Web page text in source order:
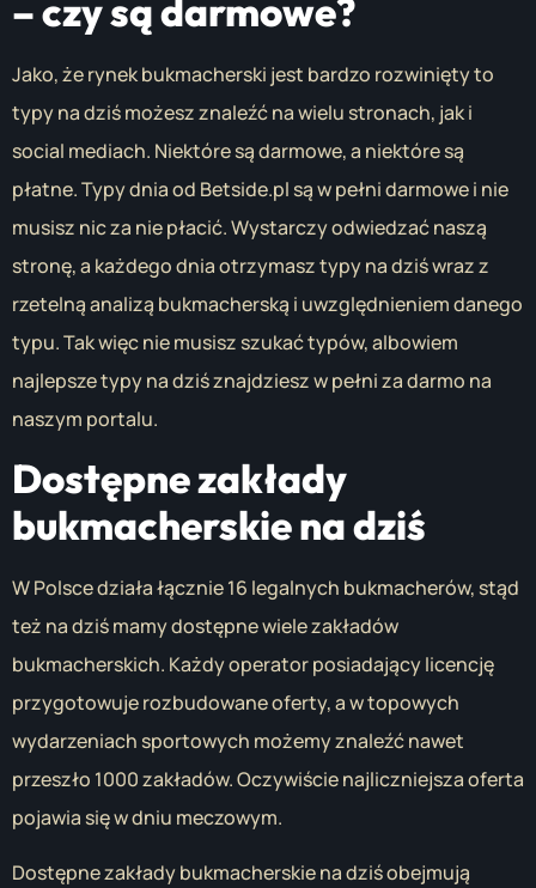
– czy są darmowe?
Jako, że rynek bukmacherski jest bardzo rozwinięty to
typy na dziś możesz znaleźć na wielu stronach, jak i
social mediach. Niektóre są darmowe, a niektóre są
płatne. Typy dnia od Betside.pl są w pełni darmowe i nie
musisz nic za nie płacić. Wystarczy odwiedzać naszą
stronę, a każdego dnia otrzymasz typy na dziś wraz z
rzetelną analizą bukmacherską i uwzględnieniem danego
typu. Tak więc nie musisz szukać typów, albowiem
najlepsze typy na dziś znajdziesz w pełni za darmo na
naszym portalu.
Dostępne zakłady
bukmacherskie na dziś
W Polsce działa łącznie 16 legalnych bukmacherów, stąd
też na dziś mamy dostępne wiele zakładów
bukmacherskich. Każdy operator posiadający licencję
przygotowuje rozbudowane oferty, a w topowych
wydarzeniach sportowych możemy znaleźć nawet
przeszło 1000 zakładów. Oczywiście najliczniejsza oferta
pojawia się w dniu meczowym.
Dostępne zakłady bukmacherskie na dziś obejmują